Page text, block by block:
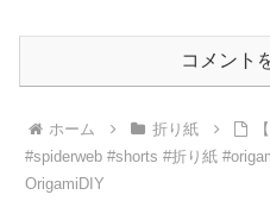
コメント
ホーム 折り紙
#spiderweb #shorts #折り紙
OrigamiDIY